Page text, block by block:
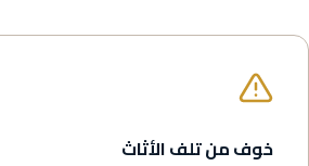
خوف من تلف الأثاث